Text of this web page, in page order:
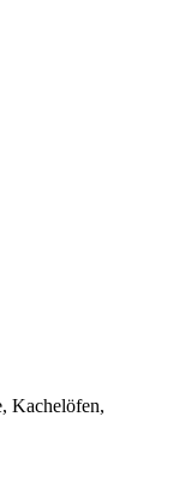
Kachelöfen,